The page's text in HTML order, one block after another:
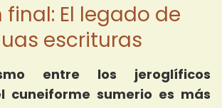
final: El legado de
escrituras
entre los jeroglíficos
cuneiforme sumerio es más